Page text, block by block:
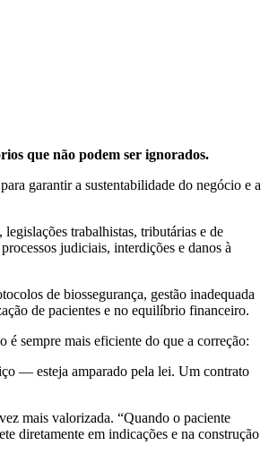
que não podem ser ignorados.
garantir a sustentabilidade do negócio e a
trabalhistas, tributárias e de
judiciais, interdições e danos à
de biossegurança, gestão inadequada
de pacientes e no equilíbrio financeiro.
é sempre mais eficiente do que a correção:
— esteja amparado pela lei. Um contrato
mais valorizada. “Quando o paciente
diretamente em indicações e na construção